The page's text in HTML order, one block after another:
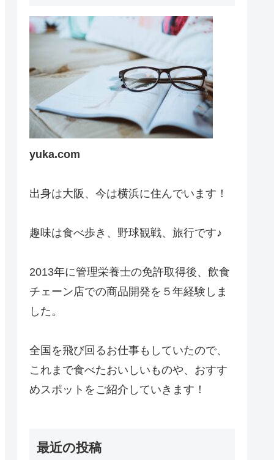
yuka.com
出身は大阪、今は横浜に住んでいます！
趣味は食べ歩き、野球観戦、旅行です♪
2013年に管理栄養士の免許取得後、飲食
チェーン店での商品開発を５年経験しま
した。
全国を飛び回るお仕事もしていたので、
これまで食べたおいしいものや、おすす
めスポットをご紹介していきます！
最近の投稿